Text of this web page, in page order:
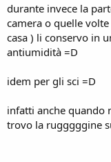
durante invece la
camera o quelle
casa ) li conservo in
antiumidità =D
idem per gli sci =D
infatti anche
trovo la rugggggine